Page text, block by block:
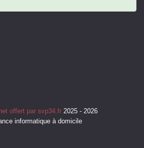
offert par svp34.fr 2025 - 2026
informatique à domicile